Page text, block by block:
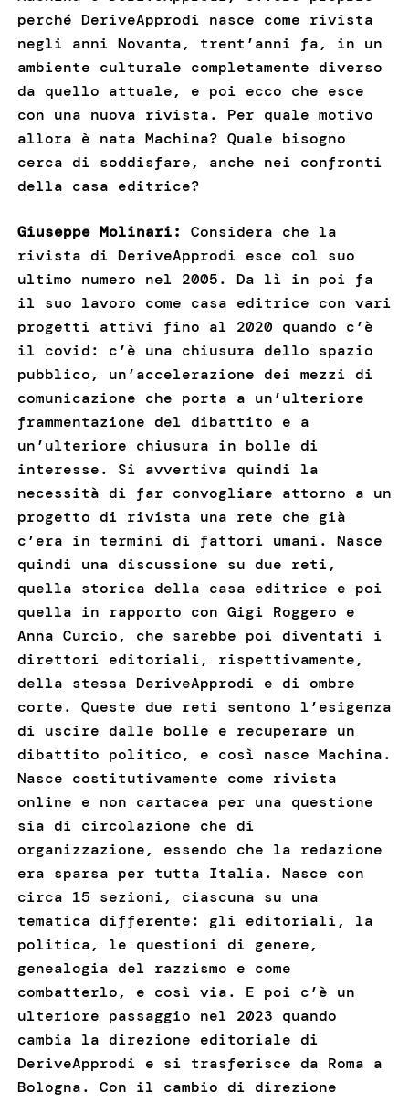
perché DeriveApprodi nasce come rivista
negli anni Novanta, trent’anni fa, in un
ambiente culturale completamente diverso
da quello attuale, e poi ecco che esce
con una nuova rivista. Per quale motivo
allora è nata Machina? Quale bisogno
cerca di soddisfare, anche nei confronti
della casa editrice?
Giuseppe Molinari:
Considera che la
rivista di DeriveApprodi esce col suo
ultimo numero nel 2005. Da lì in poi fa
il suo lavoro come casa editrice con vari
progetti attivi fino al 2020 quando c’è
il covid: c’è una chiusura dello spazio
pubblico, un’accelerazione dei mezzi di
comunicazione che porta a un’ulteriore
frammentazione del dibattito e a
un’ulteriore chiusura in bolle di
interesse. Si avvertiva quindi la
necessità di far convogliare attorno a un
progetto di rivista una rete che già
c’era in termini di fattori umani. Nasce
quindi una discussione su due reti,
quella storica della casa editrice e poi
quella in rapporto con Gigi Roggero e
Anna Curcio, che sarebbe poi diventati i
direttori editoriali, rispettivamente,
della stessa DeriveApprodi e di ombre
corte. Queste due reti sentono l’esigenza
di uscire dalle bolle e recuperare un
dibattito politico, e così nasce Machina.
Nasce costitutivamente come rivista
online e non cartacea per una questione
sia di circolazione che di
organizzazione, essendo che la redazione
era sparsa per tutta Italia. Nasce con
circa 15 sezioni, ciascuna su una
tematica differente: gli editoriali, la
politica, le questioni di genere,
genealogia del razzismo e come
combatterlo, e così via. E poi c’è un
ulteriore passaggio nel 2023 quando
cambia la direzione editoriale di
DeriveApprodi e si trasferisce da Roma a
Bologna. Con il cambio di direzione